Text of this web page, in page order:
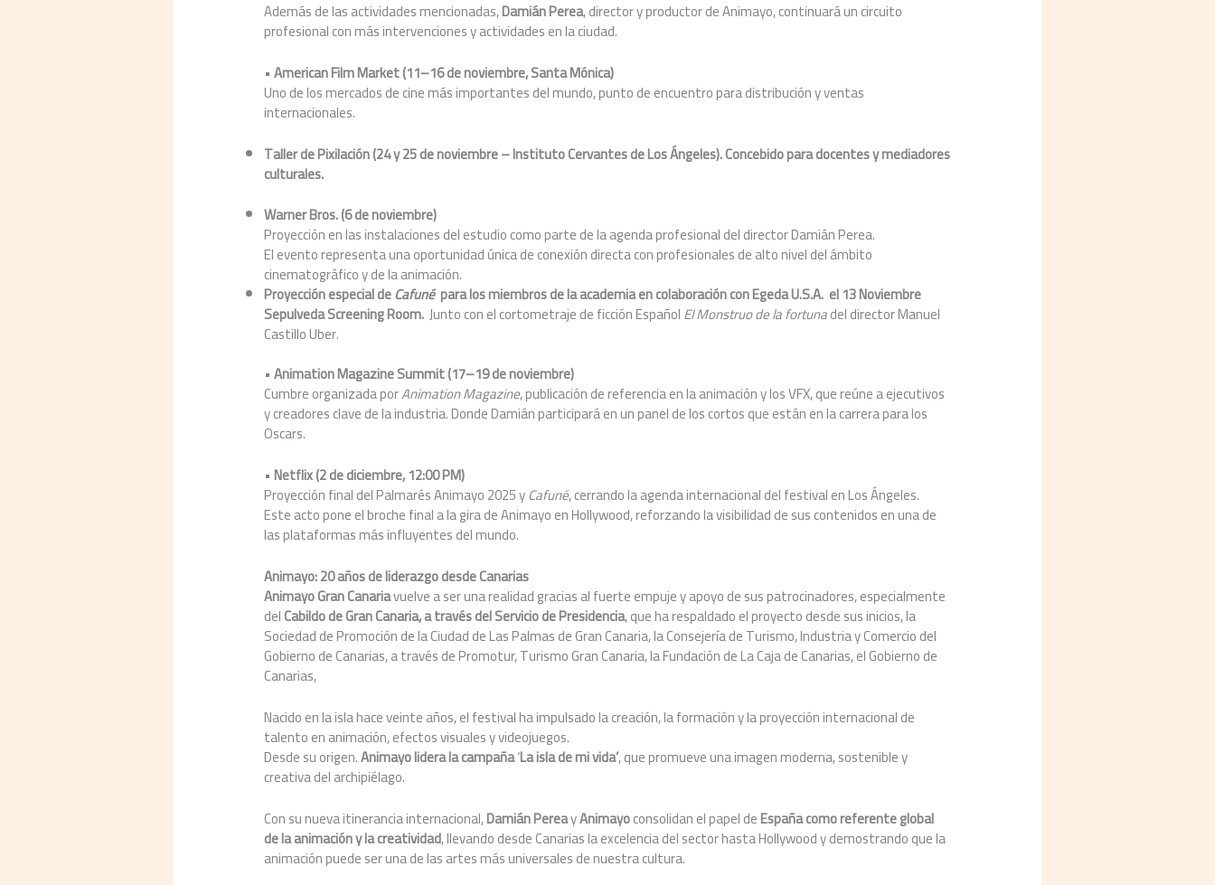
Además de las actividades mencionadas,Damián Perea, director y productor de Animayo, continuará un circuito
profesional con más intervenciones y actividades en la ciudad.
•American Film Market (11–16 de noviembre, Santa Mónica)
Uno de los mercados de cine más importantes del mundo, punto de encuentro para distribución y ventas
internacionales.
Taller de Pixilación (24 y 25 de noviembre – Instituto Cervantes de Los Ángeles). Concebido para docentes y mediadores
culturales.
Warner Bros. (6 de noviembre)
Proyección en las instalaciones del estudio como parte de la agenda profesional del director Damián Perea.
El evento representa una oportunidad única de conexión directa con profesionales de alto nivel del ámbito
cinematográfico y de la animación.
Proyección especial deCafunépara los miembros de la academia en colaboración con Egeda U.S.A. el 13 Noviembre
Sepulveda Screening Room.Junto con el cortometraje de ficción EspañolEl Monstruo de la fortunadel director Manuel
Castillo Uber.
•Animation Magazine Summit (17–19 de noviembre)
Cumbre organizada porAnimation Magazine, publicación de referencia en la animación y los VFX, que reúne a ejecutivos
y creadores clave de la industria. Donde Damián participará en un panel de los cortos que están en la carrera para los
Oscars.
•Netflix (2 de diciembre, 12:00 PM)
Proyección final del Palmarés Animayo 2025 yCafuné, cerrando la agenda internacional del festival en Los Ángeles.
Este acto pone el broche final a la gira de Animayo en Hollywood, reforzando la visibilidad de sus contenidos en una de
las plataformas más influyentes del mundo.
Animayo: 20 años de liderazgo desde Canarias
Animayo Gran Canariavuelve a ser una realidad gracias al fuerte empuje y apoyo de sus patrocinadores, especialmente
delCabildo de Gran Canaria, a través del Servicio de Presidencia, que ha respaldado el proyecto desde sus inicios, la
Sociedad de Promoción de la Ciudad de Las Palmas de Gran Canaria, la Consejería de Turismo, Industria y Comercio del
Gobierno de Canarias, a través de Promotur, Turismo Gran Canaria, la Fundación de La Caja de Canarias, el Gobierno de
Canarias,
Nacido en la isla hace veinte años, el festival ha impulsado la creación, la formación y la proyección internacional de
talento en animación, efectos visuales y videojuegos.
Desde su origen.Animayo lidera la campaña‘La isla de mi vida’, que promueve una imagen moderna, sostenible y
creativa del archipiélago.
Con su nueva itinerancia internacional,Damián PereayAnimayoconsolidan el papel deEspaña como referente global
de la animación y la creatividad, llevando desde Canarias la excelencia del sector hasta Hollywood y demostrando que la
animación puede ser una de las artes más universales de nuestra cultura.